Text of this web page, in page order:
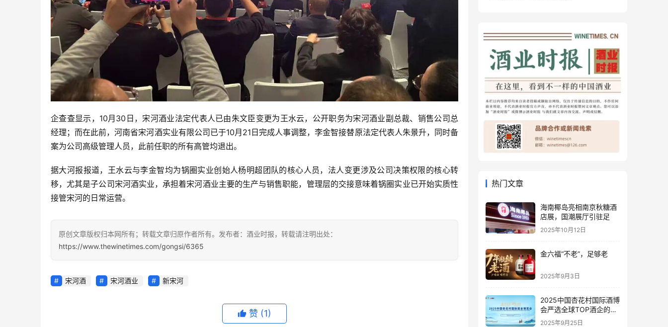
企查查显示，10月30日，宋河酒业法定代表人已由朱文臣变更为王水云，公开职务为宋河酒业副总裁、销售公司总
经理；而在此前，河南省宋河酒实业有限公司已于10月21日完成人事调整，李金智接替原法定代表人朱景升，同时备
案为公司高级管理人员，此前任职的所有高管均退出。
据大河报报道，王水云与李金智均为锅圈实业创始人杨明超团队的核心人员，法人变更涉及公司决策权限的核心转
移，尤其是子公司宋河酒实业，承担着宋河酒业主要的生产与销售职能，管理层的交接意味着锅圈实业已开始实质性
接管宋河的日常运营。
原创文章版权归本网所有；转载文章归原作者所有。发布者：酒业时报，转载请注明出处：
https://www.thewinetimes.com/gongsi/6365
宋河酒 宋河酒业 新宋河
赞 (1)
热门文章
海南椰岛亮相南京秋糖酒
店展，国潮展厅引驻足
2025年10月12日
金六福“不老”，足够老
2025年9月3日
2025中国杏花村国际酒博
会严选全球TOP酒企的底
气何在？
2025年9月25日